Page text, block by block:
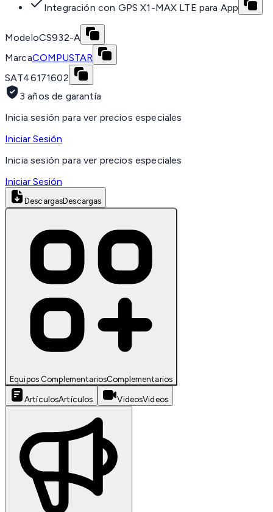
Integración con GPS X1-MAX LTE para App
ModeloCS932-A
MarcaCOMPUSTAR
SAT46171602
3 años de garantía
Inicia sesión para ver precios especiales
Iniciar Sesión
Inicia sesión para ver precios especiales
Iniciar Sesión
DescargasDescargas
Equipos ComplementariosComplementarios
ArtículosArtículos VideosVideos